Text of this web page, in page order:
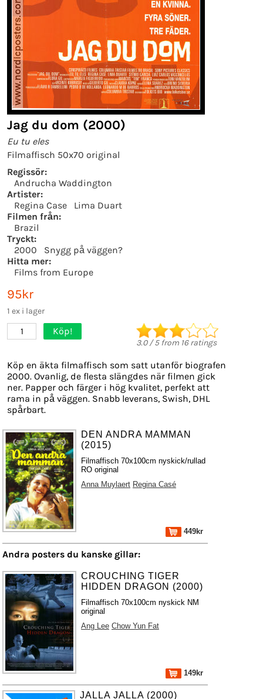
Jag du dom (2000)
Eu tu eles
Filmaffisch 50x70 original
Regissör:
Andrucha Waddington
Artister:
Regina Case
Lima Duart
Filmen från:
Brazil
Tryckt:
2000
Snygg på väggen?
Hitta mer:
Films from Europe
95kr
1 ex i lager
1 Köp!
3.0/5from 16ratings
Köp en äkta filmaffisch som satt utanför biografen
2000. Ovanlig, de flesta slängdes när filmen gick
ner. Papper och färger i hög kvalitet, perfekt att
rama in på väggen. Snabb leverans, Swish, DHL
spårbart.
DEN ANDRA MAMMAN
(2015)
Filmaffisch 70x100cm nyskick/rullad
RO original
Anna Muylaert Regina Casé
449kr
Andra posters du kanske gillar:
CROUCHING TIGER
HIDDEN DRAGON (2000)
Filmaffisch 70x100cm nyskick NM
original
Ang Lee Chow Yun Fat
149kr
JALLA JALLA (2000)